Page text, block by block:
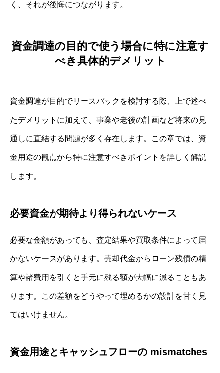
く、それが後悔につながります。
資金調達の目的で使う場合に特に注意す
べき具体的デメリット
資金調達が目的でリースバックを検討する際、上で述べ
たデメリットに加えて、事業や老後の計画など将来の見
通しに直結する問題が多く存在します。この章では、資
金用途の観点から特に注意すべきポイントを詳しく解説
します。
必要資金が期待より得られないケース
必要な金額があっても、査定結果や買取条件によって届
かないケースがあります。売却代金からローン残債の精
算や諸費用を引くと手元に残る額が大幅に減ることもあ
ります。この差額をどうやって埋めるかの設計を甘く見
てはいけません。
資金用途とキャッシュフローの mismatches